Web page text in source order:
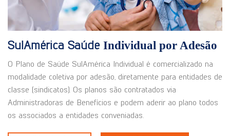
SulAmérica Saúde Individual por Adesão
O Plano de Saúde SulAmérica Individual é comercializado na
modalidade coletiva por adesão, diretamente para entidades de
classe (sindicatos). Os planos são contratados via
Administradoras de Benefícios e podem aderir ao plano todos
os associados a entidades conveniadas.